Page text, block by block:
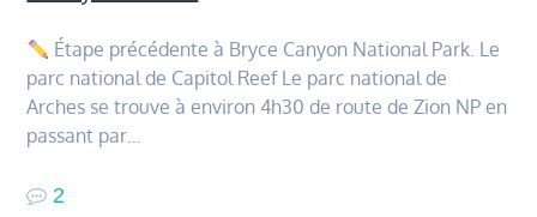
Étape précédente à Bryce Canyon National Park. Le
parc national de Capitol Reef Le parc national de
Arches se trouve à environ 4h30 de route de Zion NP en
passant par…
2